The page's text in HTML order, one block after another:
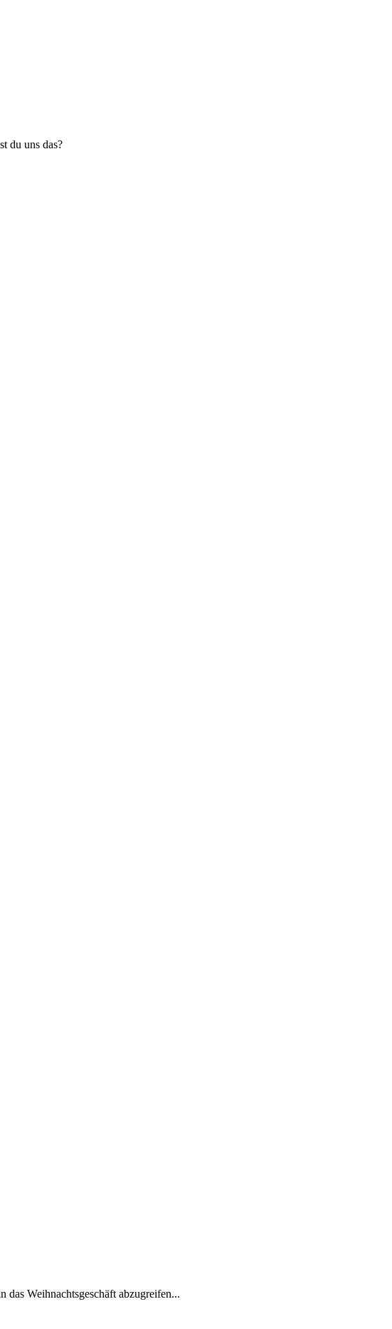
du uns das?
Weihnachtsgeschäft abzugreifen...